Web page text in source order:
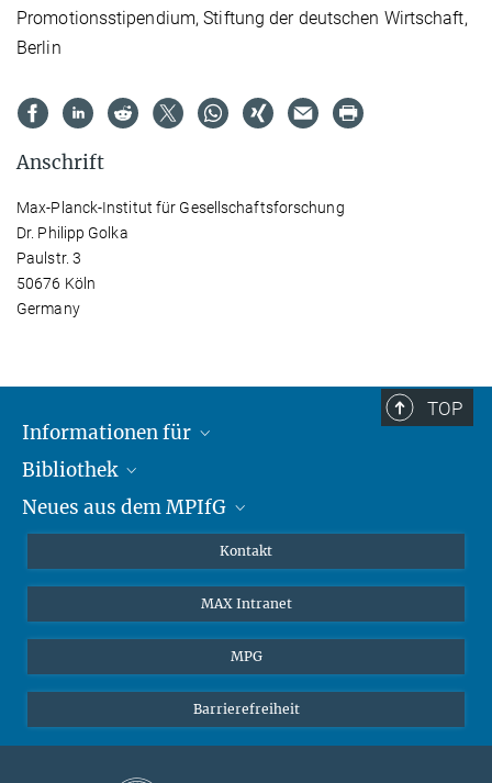
Promotionsstipendium, Stiftung der deutschen Wirtschaft,
Berlin
Anschrift
Max-Planck-Institut für Gesellschaftsforschung
Dr. Philipp Golka
Paulstr. 3
50676 Köln
Germany
TOP
Informationen für
Forschende
Gäste
Bibliothek
Profil
Neues aus dem MPIfG
MPIfG auf LinkedIn
Magazin Gesellschaftsforschung
Kontakt
MAX Intranet
MPG
Barrierefreiheit